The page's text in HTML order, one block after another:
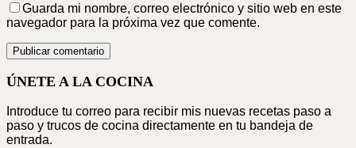
Guarda mi nombre, correo electrónico y sitio web en este
navegador para la próxima vez que comente.
ÚNETE A LA COCINA
Introduce tu correo para recibir mis nuevas recetas paso a
paso y trucos de cocina directamente en tu bandeja de
entrada.